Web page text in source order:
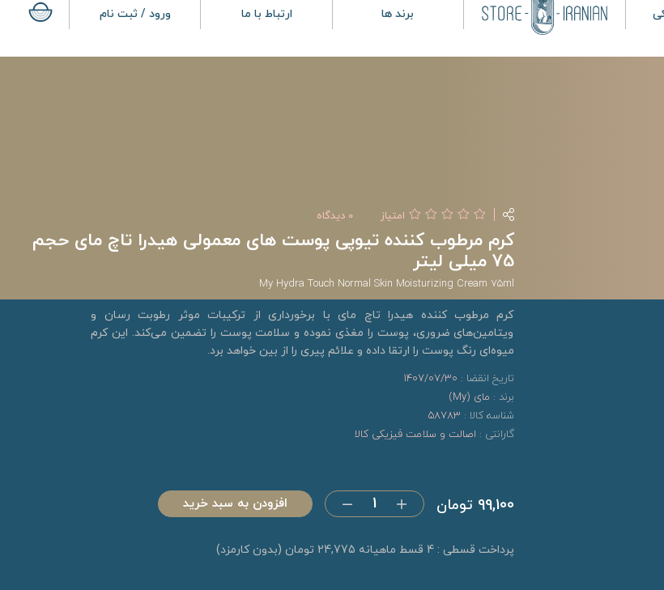
برند ها ارتباط با ما ورود / ثبت نام
امتیاز 0 دیدگاه
کرم مرطوب کننده تیوپی پوست های معمولی هیدرا تاچ مای حجم
75 میلی لیتر
My Hydra Touch Normal Skin Moisturizing Cream 75ml
کرم مرطوب کننده هیدرا تاچ مای با برخورداری از ترکیبات موثر رطوبت رسان و
ویتامین‌های ضروری، پوست را مغذی نموده و سلامت پوست را تضمین می‌کند. این کرم
میوه‌ای رنگ پوست را ارتقا داده و علائم پیری را از بین خواهد برد.
تاریخ انقضا : 1407/07/30
برند : مای (My)
شناسه کالا : 58783
گارانتی : اصالت و سلامت فیزیکی کالا
99,100 تومان افزودن به سبد خرید
پرداخت قسطی : 4 قسط ماهیانه 24,775 تومان (بدون کارمزد)